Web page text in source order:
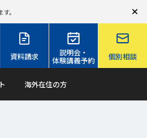
。
資料請求
説明会・
体験講義予約
個別相談
海外在住の方